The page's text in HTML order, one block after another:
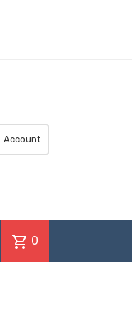
Account
shopping_cart 0